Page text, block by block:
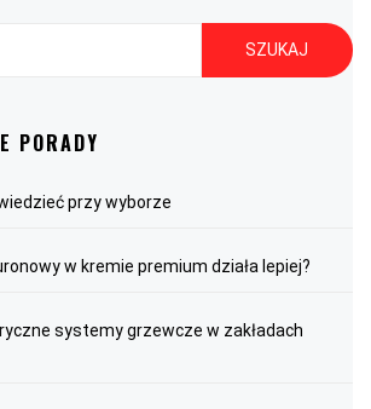
PORADY
przy wyborze
w kremie premium działa lepiej?
systemy grzewcze w zakładach